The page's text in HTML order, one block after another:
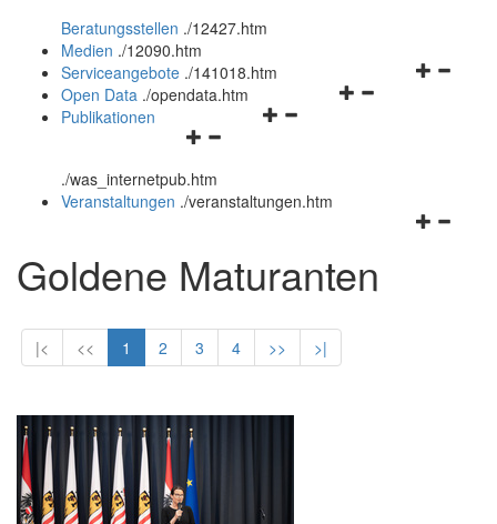
und
schließen
Beratungsstellen ./12427.htm
Medien ./12090.htm
Navigationsmenü
Serviceangebote ./141018.htm
Navigationsmenü
Open Data ./opendata.htm
Navigationsmenü
und
schließen
Publikationen
./was_internetpub.htm
Veranstaltungen ./veranstaltungen.htm
Goldene Maturanten
|< << 1 2 3 4 >> >|